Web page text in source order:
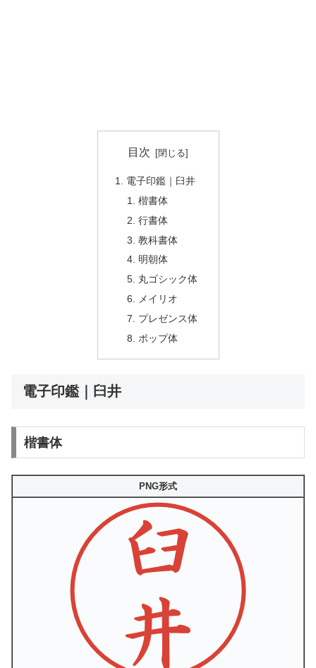
目次
電子印鑑｜臼井
楷書体
行書体
教科書体
明朝体
丸ゴシック体
メイリオ
プレゼンス体
ポップ体
電子印鑑｜臼井
楷書体
PNG形式